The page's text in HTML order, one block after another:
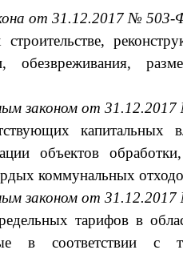
от 31.12.2017 № 503-
обезвреживания,
законом от
капитальных
объектов
коммунальных
законом от
тарифов в
в соответствии